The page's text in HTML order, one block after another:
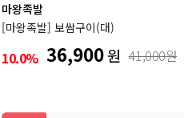
마왕족발
[마왕족발] 보쌈구이(대)
10.0% 36,900원 41,000원